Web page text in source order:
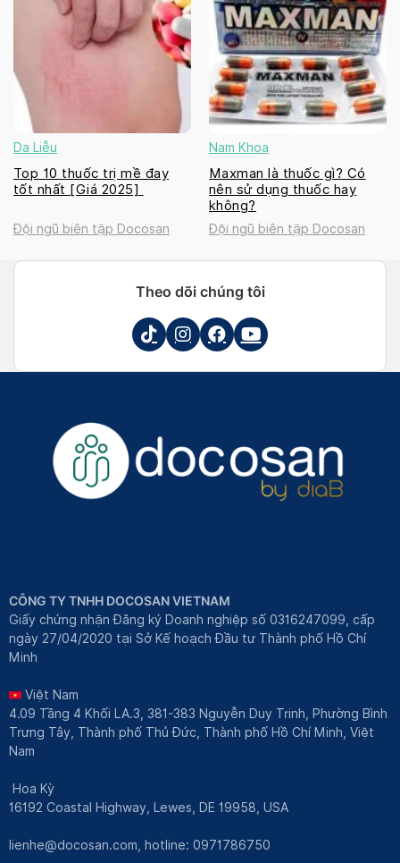
Da Liễu
Top 10 thuốc trị mề đay
tốt nhất [Giá 2025]
Đội ngũ biên tập Docosan
Nam Khoa
Maxman là thuốc gì? Có
nên sử dụng thuốc hay
không?
Đội ngũ biên tập Docosan
Theo dõi chúng tôi
CÔNG TY TNHH DOCOSAN VIETNAM
Giấy chứng nhận Đăng ký Doanh nghiệp số 0316247099, cấp
ngày 27/04/2020 tại Sở Kế hoạch Đầu tư Thành phố Hồ Chí
Minh
Việt Nam
4.09 Tầng 4 Khối LA.3, 381-383 Nguyễn Duy Trinh, Phường Bình
Trưng Tây, Thành phố Thủ Đức, Thành phố Hồ Chí Minh, Việt
Nam
Hoa Kỳ
16192 Coastal Highway, Lewes, DE 19958, USA
lienhe@docosan.com, hotline: 0971786750